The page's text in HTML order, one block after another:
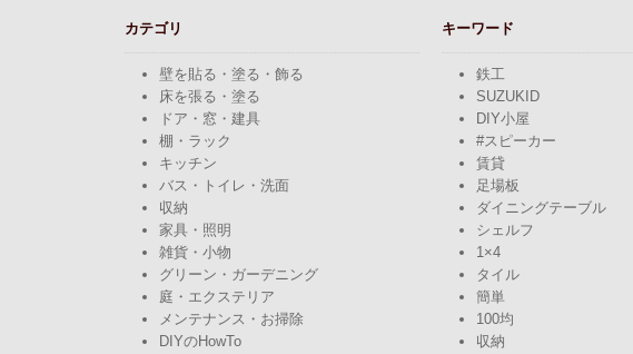
カテゴリ
壁を貼る・塗る・飾る
床を張る・塗る
ドア・窓・建具
棚・ラック
キッチン
バス・トイレ・洗面
収納
家具・照明
雑貨・小物
グリーン・ガーデニング
庭・エクステリア
メンテナンス・お掃除
DIYのHowTo
キーワード
鉄工
SUZUKID
DIY小屋
#スピーカー
賃貸
足場板
ダイニングテーブル
シェルフ
1×4
タイル
簡単
100均
収納